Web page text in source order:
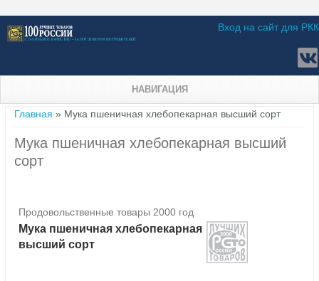
Вход на сайт для РКК
НАВИГАЦИЯ
Вы здесь
Главная » Мука пшеничная хлебопекарная высший сорт
Мука пшеничная хлебопекарная высший
сорт
Продовольственные товары 2000 год
Мука пшеничная хлебопекарная
высший сорт